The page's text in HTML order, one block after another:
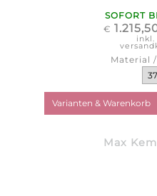
SOFORT
€
inkl.
Material
Max